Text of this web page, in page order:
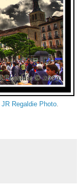
JR Regaldie Photo.